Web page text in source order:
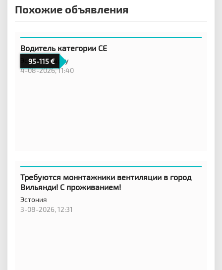
Похожие объявления
95-115
Водитель категории CE
Эстония,Тарту
4-08-2026, 11:40
Требуются моннтажники вентиляции в город
Вильянди! С проживанием!
Эстония
3-08-2026, 12:31